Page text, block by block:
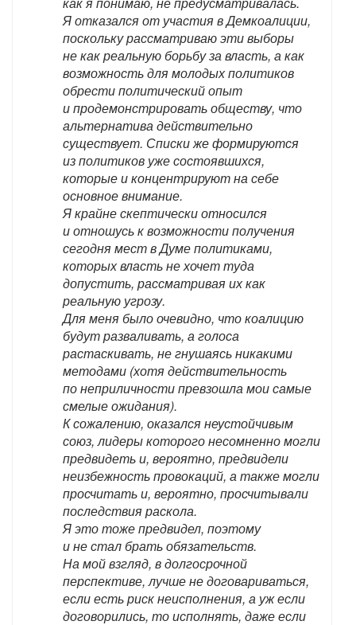
Я отказался от участия в Демкоалиции,
поскольку рассматриваю эти выборы
не как реальную борьбу за власть, а как
возможность для молодых политиков
обрести политический опыт
и продемонстрировать обществу, что
альтернатива действительно
существует. Списки же формируются
из политиков уже состоявшихся,
которые и концентрируют на себе
основное внимание.
Я крайне скептически относился
и отношусь к возможности получения
сегодня мест в Думе политиками,
которых власть не хочет туда
допустить, рассматривая их как
реальную угрозу.
Для меня было очевидно, что коалицию
будут разваливать, а голоса
растаскивать, не гнушаясь никакими
методами (хотя действительность
по неприличности превзошла мои самые
смелые ожидания).
К сожалению, оказался неустойчивым
союз, лидеры которого несомненно могли
предвидеть и, вероятно, предвидели
неизбежность провокаций, а также могли
просчитать и, вероятно, просчитывали
последствия раскола.
Я это тоже предвидел, поэтому
и не стал брать обязательств.
На мой взгляд, в долгосрочной
перспективе, лучше не договариваться,
если есть риск неисполнения, а уж если
договорились, то исполнять, даже если